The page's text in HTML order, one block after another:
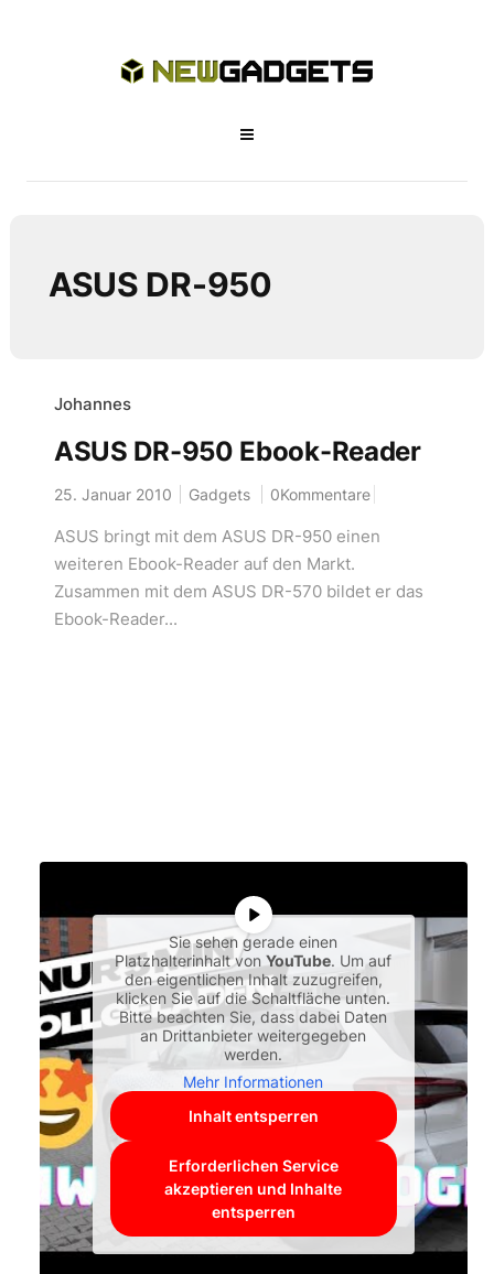
ASUS DR-950
Johannes
ASUS DR-950 Ebook-Reader
25. Januar 2010 Gadgets 0Kommentare
ASUS bringt mit dem ASUS DR-950 einen
weiteren Ebook-Reader auf den Markt.
Zusammen mit dem ASUS DR-570 bildet er das
Ebook-Reader...
Sie sehen gerade einen
Platzhalterinhalt vonYouTube. Um auf
den eigentlichen Inhalt zuzugreifen,
klicken Sie auf die Schaltfläche unten.
Bitte beachten Sie, dass dabei Daten
an Drittanbieter weitergegeben
werden.
Mehr Informationen
Inhalt entsperren
Erforderlichen Service
akzeptieren und Inhalte
entsperren